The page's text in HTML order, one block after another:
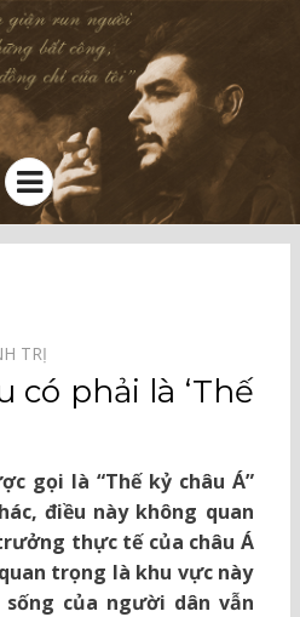
Menu
TRỊ⠀
có phải là ‘Thế
gọi là “Thế kỷ châu Á”
điều này không quan
thực tế của châu Á
trọng là khu vực này
của người dân vẫn